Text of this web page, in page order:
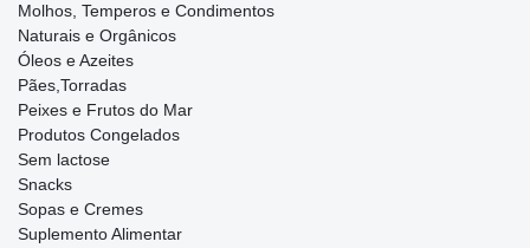
Molhos, Temperos e Condimentos
Naturais e Orgânicos
Óleos e Azeites
Pães,Torradas
Peixes e Frutos do Mar
Produtos Congelados
Sem lactose
Snacks
Sopas e Cremes
Suplemento Alimentar